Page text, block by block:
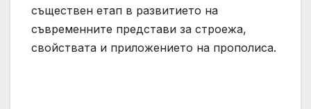
съществен етап в развитието на
съвременните представи за строежа,
свойствата и приложението на прополиса.